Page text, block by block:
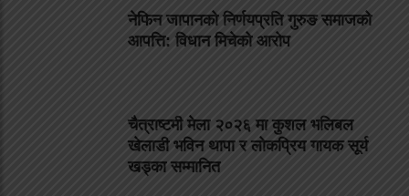
नेफिन जापानको निर्णयप्रति गुरुङ समाजको
आपत्ति: विधान मिचेको आरोप
चैत्राष्टमी मेला २०२६ मा कुशल भलिबल
खेलाडी भविन थापा र लोकप्रिय गायक सूर्य
खड्का सम्मानित